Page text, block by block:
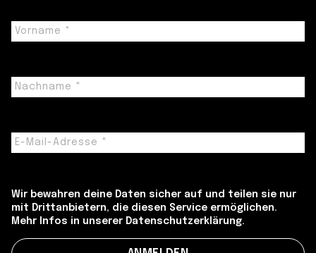
Wir bewahren deine Daten sicher auf und teilen sie nur
mit Drittanbietern, die diesen Service ermöglichen.
Mehr Infos in unserer Datenschutzerklärung.